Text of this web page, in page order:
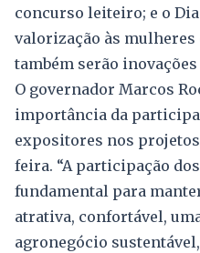
concurso leiteiro; e o
valorização às
também serão
O governador Marcos
importância da
expositores nos
feira. “A participação
fundamental para
atrativa, confortável,
agronegócio